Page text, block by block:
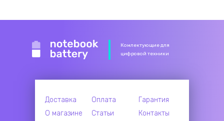
Комлектующие для
цифровой техники
Доставка Оплата
Гарантия
О магазине
Статьи Контакты